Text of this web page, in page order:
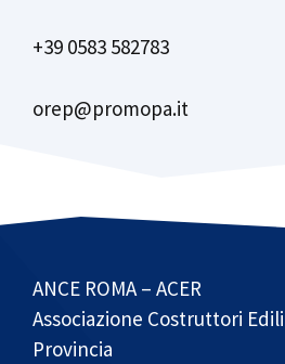
+39 0583 582783
orep@promopa.it
ANCE ROMA – ACER
Associazione Costruttori
Provincia